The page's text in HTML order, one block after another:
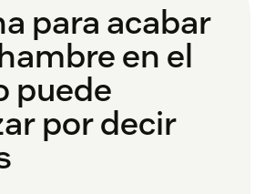
para acabar
en el
puede
por decir